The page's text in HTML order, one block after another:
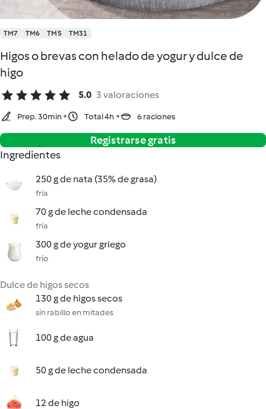
TM7 TM6 TM5 TM31
Higos o brevas con helado de yogur y dulce de
higo
5.0 3 valoraciones
Prep. 30min Total 4h 6 raciones
Registrarse gratis
Ingredientes
250 g de nata (35% de grasa)
fría
70 g de leche condensada
fría
300 g de yogur griego
frío
Dulce de higos secos
130 g de higos secos
sin rabillo en mitades
100 g de agua
50 g de leche condensada
12 de higo